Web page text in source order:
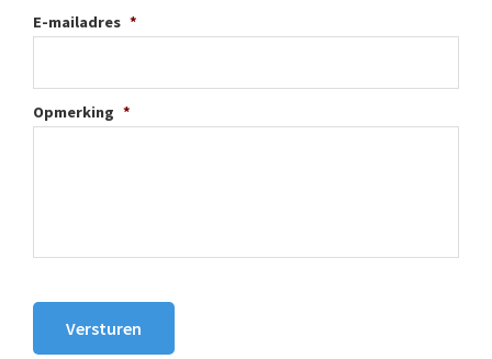
E-mailadres *
Opmerking *
Versturen